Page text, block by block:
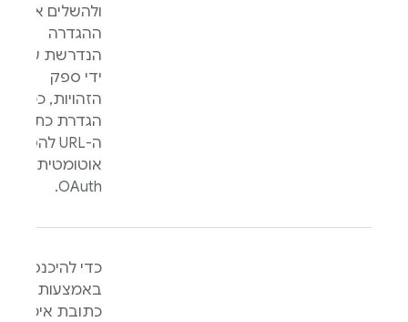
ולהשלים את
ההגדרה
הנדרשת על
ידי ספק
הזהויות, כמו
הגדרת כתובת
ה-URL להפניה
אוטומטית של
OAuth.
כדי להיכנס
באמצעות
כתובת אימייל